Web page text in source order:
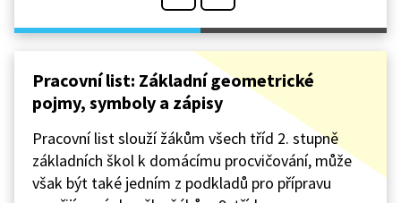
Pracovní list: Základní geometrické
pojmy, symboly a zápisy
Pracovní list slouží žákům všech tříd 2. stupně
základních škol k domácímu procvičování, může
však být také jedním z podkladů pro přípravu